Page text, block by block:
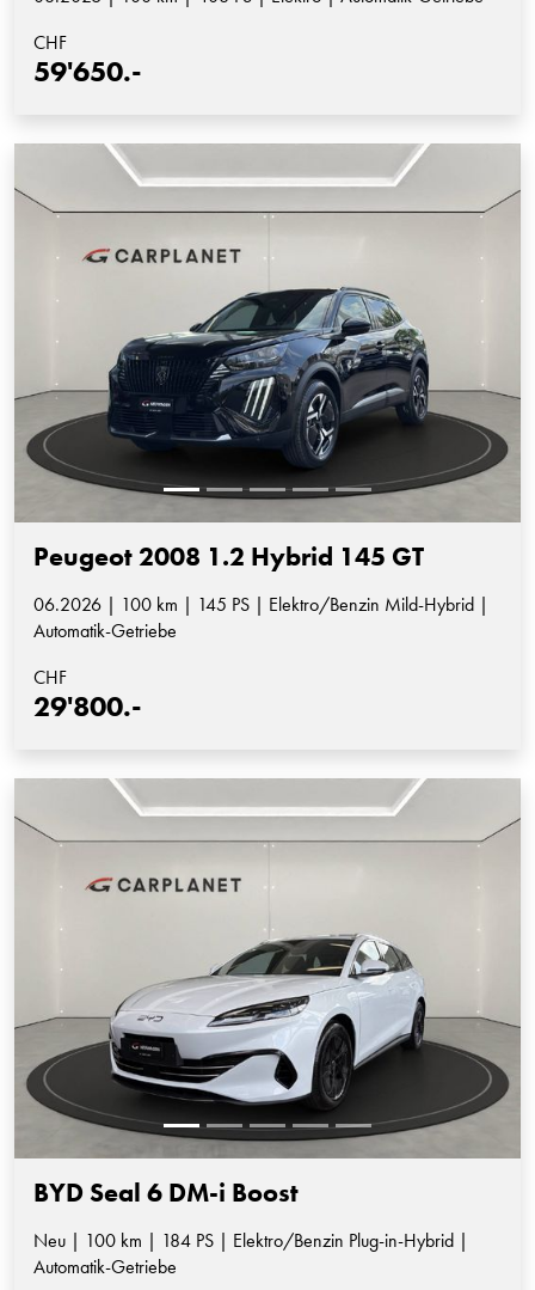
CHF
59'650.-
Peugeot 2008 1.2 Hybrid 145 GT
06.2026 | 100 km | 145 PS | Elektro/Benzin Mild-Hybrid |
Automatik-Getriebe
CHF
29'800.-
BYD Seal 6 DM-i Boost
Neu | 100 km | 184 PS | Elektro/Benzin Plug-in-Hybrid |
Automatik-Getriebe